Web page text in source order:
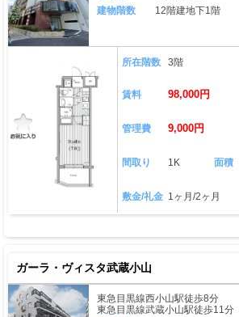
建物階数
12階建地下1階
所在階数 3階
賃料 98,000円
管理費 9,000円
間取り 1K 面積
敷金/礼金 1ヶ月/2ヶ月
ガーラ・ヴィスタ武蔵小山
東急目黒線西小山駅徒歩8分
東急目黒線武蔵小山駅徒歩11分